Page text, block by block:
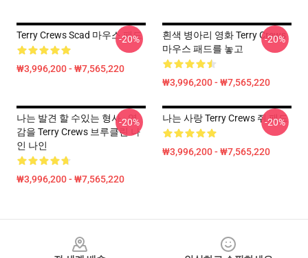
Terry Crews Scad 마우스 패드
₩3,996,200 - ₩7,565,220
-20%
흰색 병아리 영화 Terry Crews
마우스 패드를 놓고
₩3,996,200 - ₩7,565,220
-20%
나는 발견 할 수있는 형사 - 영
감을 Terry Crews 브루클린 나
인 나인
₩3,996,200 - ₩7,565,220
-20% 나는 사랑 Terry Crews 쥐 패드
₩3,996,200 - ₩7,565,220
-20%